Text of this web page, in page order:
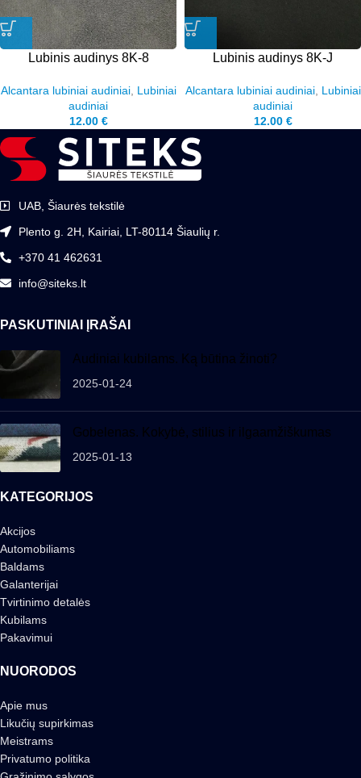
Lubinis audinys 8K-8
Alcantara lubiniai audiniai, Lubiniai
audiniai
12.00 €
Lubinis audinys 8K-J
Alcantara lubiniai audiniai, Lubiniai
audiniai
12.00 €
UAB, Šiaurės tekstilė
Plento g. 2H, Kairiai, LT-80114 Šiaulių r.
+370 41 462631
info@siteks.lt
PASKUTINIAI ĮRAŠAI
Audiniai kubilams. Ką būtina žinoti?
2025-01-24
Gobelenas. Kokybė, stilius ir ilgaamžiškumas
2025-01-13
KATEGORIJOS
Akcijos
Automobiliams
Baldams
Galanterijai
Tvirtinimo detalės
Kubilams
Pakavimui
NUORODOS
Apie mus
Likučių supirkimas
Meistrams
Privatumo politika